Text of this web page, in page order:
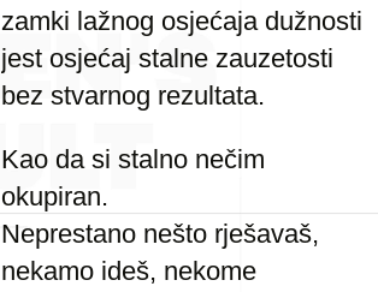
zamki lažnog osjećaja dužnosti
jest osjećaj stalne zauzetosti
bez stvarnog rezultata.
Kao da si stalno nečim
okupiran.
Neprestano nešto rješavaš,
nekamo ideš, nekome